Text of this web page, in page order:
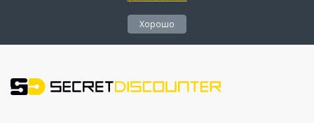
Хорошо